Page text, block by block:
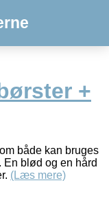
+
både kan bruges
blød og en hård
(Læs mere)